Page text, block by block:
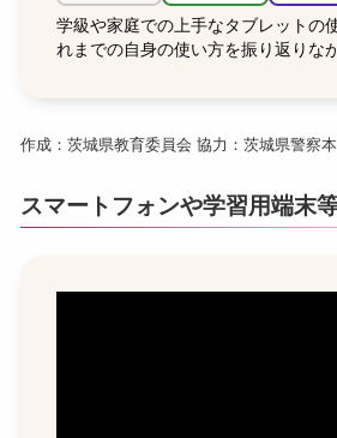
学級や家庭での上手なタブレットの
れまでの自身の使い方を振り返りな
作成：茨城県教育委員会 協力：茨城県警察
スマートフォンや学習用端末